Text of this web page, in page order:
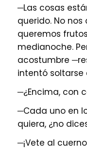
─Las cosas
querido. No
queremos
medianoche.
acostumbre
intentó soltarse
─¿Encima, con
─Cada uno en
quiera, ¿no
─¡Vete al